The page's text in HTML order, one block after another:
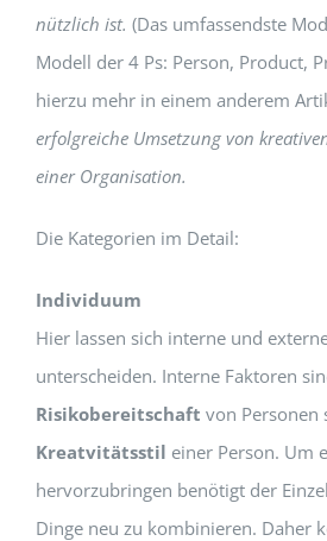
nützlich ist. (Das umfassendste
Modell der 4 Ps: Person, Product,
hierzu mehr in einem anderem
erfolgreiche Umsetzung von
einer Organisation.
Die Kategorien im Detail:
Individuum
Hier lassen sich interne und
unterscheiden. Interne Faktoren
Risikobereitschaft von Personen
Kreatvitätsstil einer Person. Um
hervorzubringen benötigt der
Dinge neu zu kombinieren. Daher